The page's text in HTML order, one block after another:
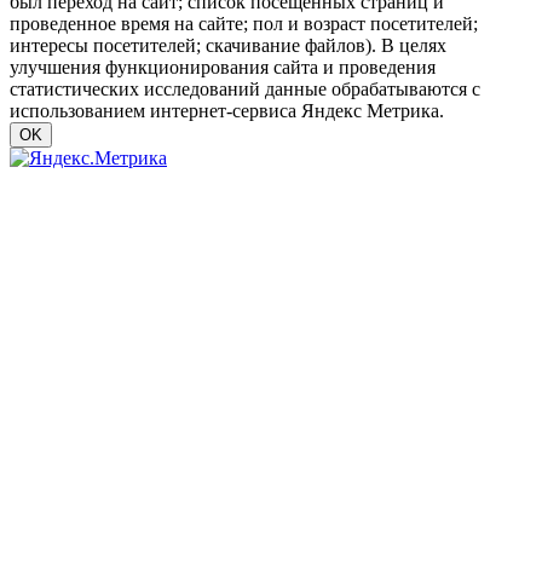
проведенное время на сайте; пол и возраст посетителей;
интересы посетителей; скачивание файлов). В целях
улучшения функционирования сайта и проведения
статистических исследований данные обрабатываются с
использованием интернет-сервиса Яндекс Метрика.
OK